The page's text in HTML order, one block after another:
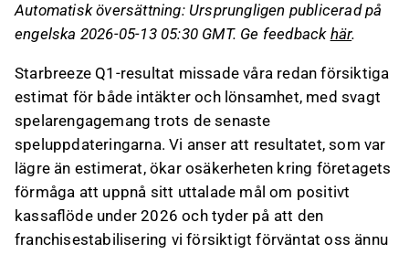
Omsättningen för Q1 var 27 MSEK, vilket var
16 % lägre än förväntat, och EBIT
än det estimerade -34 MSEK.
Analytikerna har sänkt sina intäkts- och EBIT-
estimat för FY26-27 och anser att hållbart
kassaflöde är en kritisk utmaning för
företaget.
Trots strategiska partnerskap och
kostnadsanpassningar är investerings-caset
Automatisk översättning: Ursprungligen publicerad på
engelska 2026-05-13 05:30 GMT. Ge feedback här.
Starbreeze Q1-resultat missade våra redan försiktiga
estimat för både intäkter och lönsamhet, med svagt
spelarengagemang trots de senaste
speluppdateringarna. Vi anser att resultatet, som var
lägre än estimerat, ökar osäkerheten kring företagets
förmåga att uppnå sitt uttalade mål om positivt
kassaflöde under 2026 och tyder på att den
franchisestabilisering vi försiktigt förväntat oss ännu